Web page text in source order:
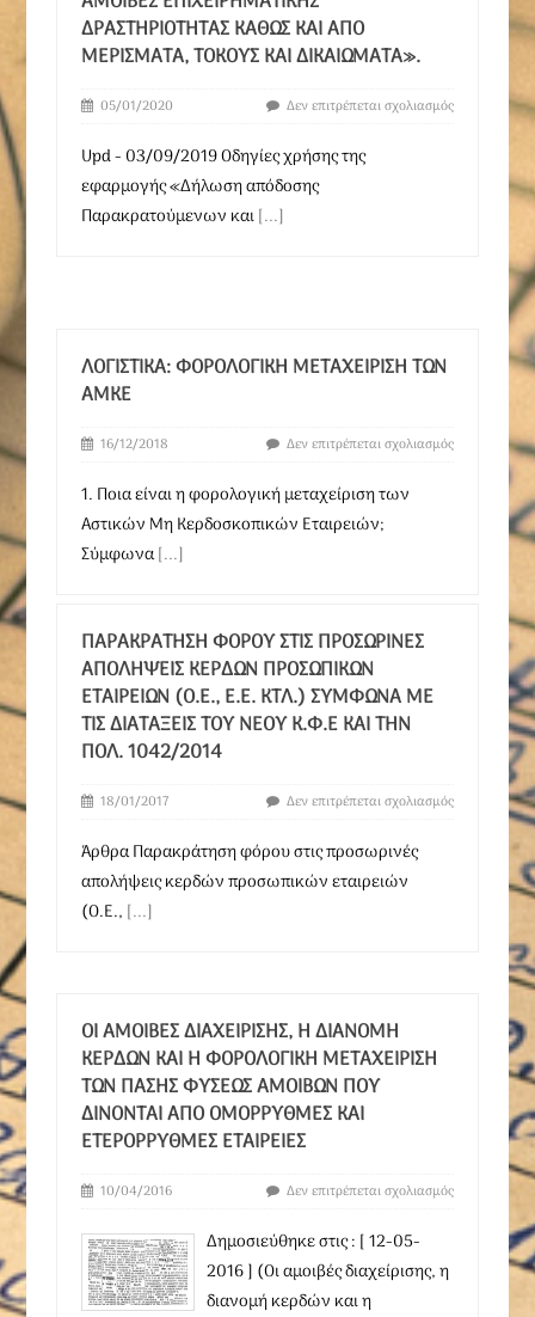
ΔΡΑΣΤΗΡΙΌΤΗΤΑΣ ΚΑΘΏΣ ΚΑΙ ΑΠΌ
ΜΕΡΊΣΜΑΤΑ, ΤΌΚΟΥΣ ΚΑΙ ΔΙΚΑΙΏΜΑΤΑ».
05/01/2020 Δεν επιτρέπεται σχολιασμός
Upd - 03/09/2019 Οδηγίες χρήσης της
εφαρμογής «Δήλωση απόδοσης
Παρακρατούμενων και[...]
ΛΟΓΙΣΤΙΚΆ: ΦΟΡΟΛΟΓΙΚΉ ΜΕΤΑΧΕΊΡΙΣΗ ΤΩΝ
ΑΜΚΕ
16/12/2018 Δεν επιτρέπεται σχολιασμός
1. Ποια είναι η φορολογική μεταχείριση των
Αστικών Μη Κερδοσκοπικών Εταιρειών;
Σύμφωνα[...]
ΠΑΡΑΚΡΆΤΗΣΗ ΦΌΡΟΥ ΣΤΙΣ ΠΡΟΣΩΡΙΝΈΣ
ΑΠΟΛΉΨΕΙΣ ΚΕΡΔΏΝ ΠΡΟΣΩΠΙΚΏΝ
ΕΤΑΙΡΕΙΏΝ (Ο.Ε., Ε.Ε. ΚΤΛ.) ΣΎΜΦΩΝΑ ΜΕ
ΤΙΣ ΔΙΑΤΆΞΕΙΣ ΤΟΥ ΝΈΟΥ Κ.Φ.Ε ΚΑΙ ΤΗΝ
ΠΟΛ. 1042/2014
18/01/2017 Δεν επιτρέπεται σχολιασμός
Άρθρα Παρακράτηση φόρου στις προσωρινές
απολήψεις κερδών προσωπικών εταιρειών
(Ο.Ε., [...]
ΟΙ ΑΜΟΙΒΈΣ ΔΙΑΧΕΊΡΙΣΗΣ, Η ΔΙΑΝΟΜΉ
ΚΕΡΔΏΝ ΚΑΙ Η ΦΟΡΟΛΟΓΙΚΉ ΜΕΤΑΧΕΊΡΙΣΗ
ΤΩΝ ΠΆΣΗΣ ΦΎΣΕΩΣ ΑΜΟΙΒΏΝ ΠΟΥ
ΔΊΝΟΝΤΑΙ ΑΠΌ ΟΜΌΡΡΥΘΜΕΣ ΚΑΙ
ΕΤΕΡΌΡΡΥΘΜΕΣ ΕΤΑΙΡΕΊΕΣ
10/04/2016 Δεν επιτρέπεται σχολιασμός
Δημοσιεύθηκε στις : [ 12-05-
2016 ] (Οι αμοιβές διαχείρισης, η
διανομή κερδών και η